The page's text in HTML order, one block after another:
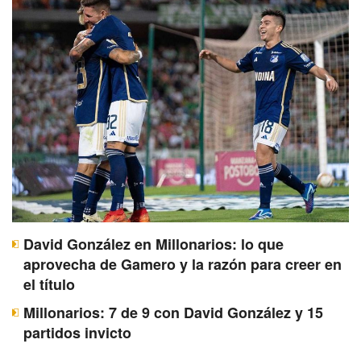
David González en Millonarios: lo que
aprovecha de Gamero y la razón para creer en
el título
Millonarios: 7 de 9 con David González y 15
partidos invicto